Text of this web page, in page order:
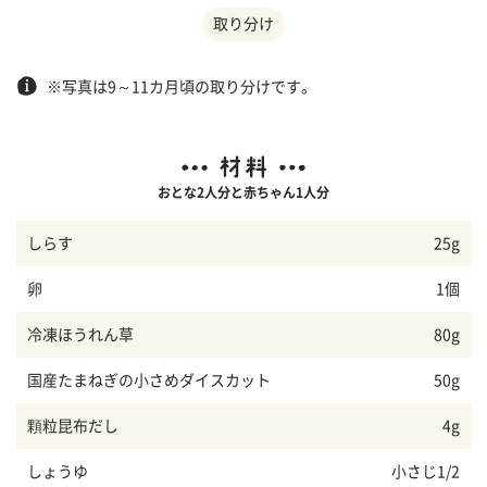
取り分け
※写真は9～11カ月頃の取り分けです。
おとな2人分と赤ちゃん1人分
しらす 25g
卵 1個
冷凍ほうれん草 80g
国産たまねぎの小さめダイスカット 50g
顆粒昆布だし 4g
しょうゆ 小さじ1/2